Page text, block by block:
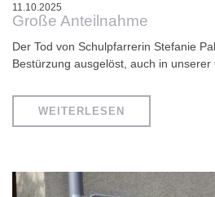
11.10.2025
Große Anteilnahme
Der Tod von Schulpfarrerin Stefanie
Bestürzung ausgelöst, auch in unserer
WEITERLESEN